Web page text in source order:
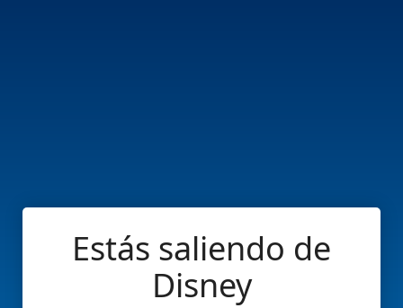
Estás saliendo de
Disney